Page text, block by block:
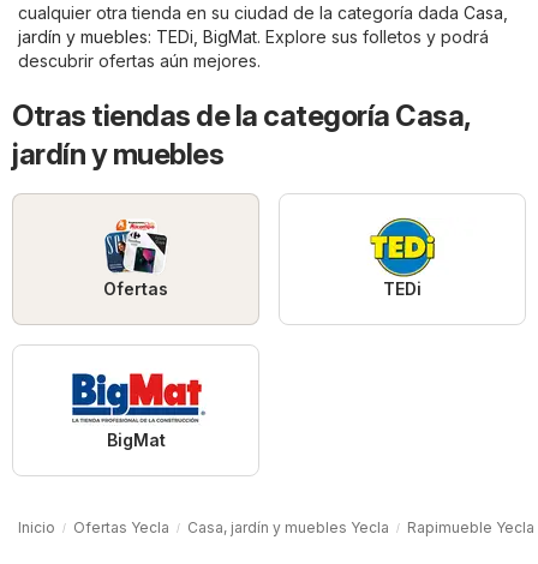
cualquier otra tienda en su ciudad de la categoría dada Casa,
jardín y muebles: TEDi BigMat. Explore sus folletos y podrá
descubrir ofertas aún mejores.
Otras tiendas de la categoría Casa,
jardín y muebles
Ofertas TEDi
BigMat
Inicio Ofertas Yecla Casa, jardín y muebles Yecla Rapimueble Yecla